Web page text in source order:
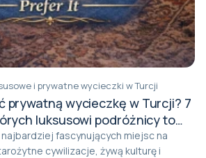
i prywatne wycieczki w Turcji
prywatną wycieczkę w Turcji? 7
luksusowi podróżnicy to
fascynujących miejsc na
cywilizacje, żywą kulturę i